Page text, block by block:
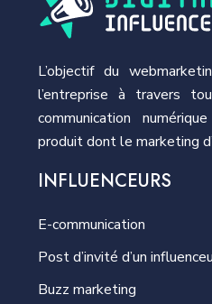
L’objectif du
l’entreprise à travers
communication
produit dont le marketing
INFLUENCEURS
E-communication
Post d’invité d’un
Buzz marketing